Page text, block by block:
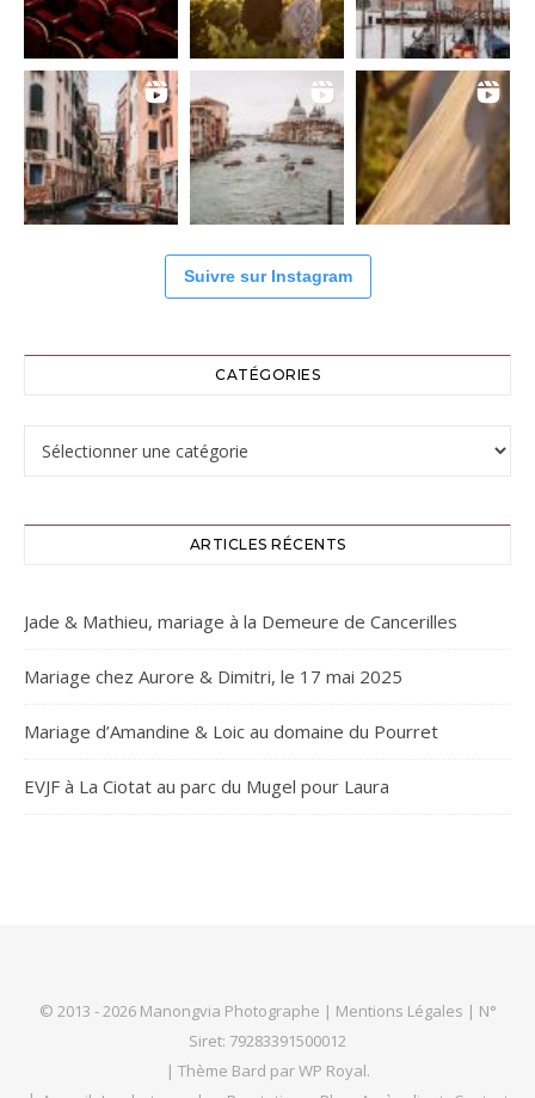
Suivre sur Instagram
CATÉGORIES
Catégories
ARTICLES RÉCENTS
Jade & Mathieu, mariage à la Demeure de Cancerilles
Mariage chez Aurore & Dimitri, le 17 mai 2025
Mariage d’Amandine & Loic au domaine du Pourret
EVJF à La Ciotat au parc du Mugel pour Laura
© 2013 - 2026 Manongvia Photographe | Mentions Légales | N°
Siret: 79283391500012
| Thème Bard parWP Royal.